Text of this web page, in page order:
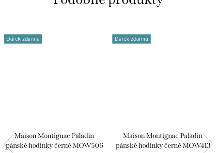
Dárek zdarma
Maison Montignac Paladin
pánské hodinky černé MOW506
Dárek zdarma
Maison Montignac Paladin
pánské hodinky černé MOW413